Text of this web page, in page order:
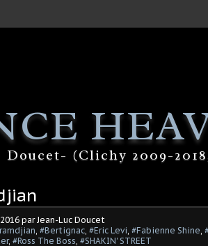
Doucet- (Clichy 2009-
par Jean-Luc Doucet
, #Bertignac, #Eric Levi, #Fabienne Shine,
, #Ross The Boss, #SHAKIN' STREET